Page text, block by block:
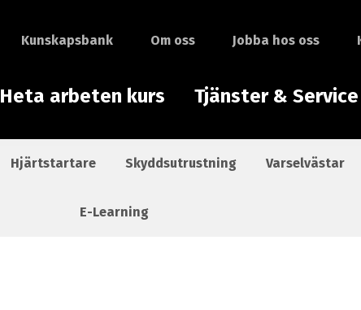
Kunskapsbank Om oss Jobba hos oss
Heta arbeten kurs Tjänster & Service
Hjärtstartare Skyddsutrustning Varselvästar
E-Learning